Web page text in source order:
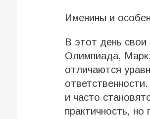
Именины и
В этот день
Олимпиада,
отличаются
и часто
практичность,